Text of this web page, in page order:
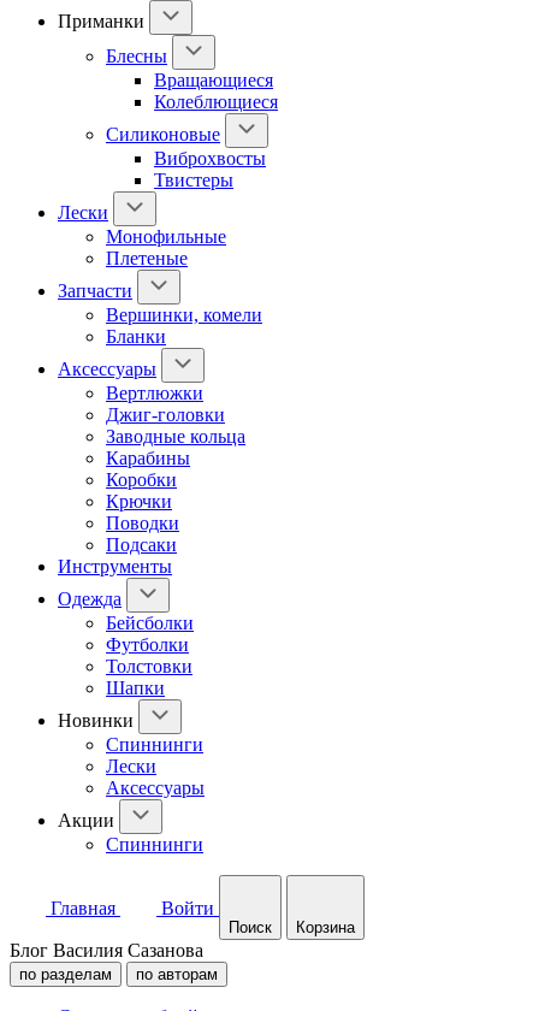
Приманки
Блесны
Вращающиеся
Колеблющиеся
Силиконовые
Виброхвосты
Твистеры
Лески
Монофильные
Плетеные
Запчасти
Вершинки, комели
Бланки
Аксессуары
Вертлюжки
Джиг-головки
Заводные кольца
Карабины
Коробки
Крючки
Поводки
Подсаки
Инструменты
Одежда
Бейсболки
Футболки
Толстовки
Шапки
Новинки
Спиннинги
Лески
Аксессуары
Акции
Спиннинги
Главная Войти
Поиск Корзина
Блог Василия Сазанова
по разделам по авторам